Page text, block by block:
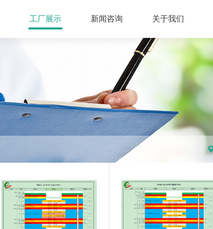
工厂展示 新闻咨询 关于我们